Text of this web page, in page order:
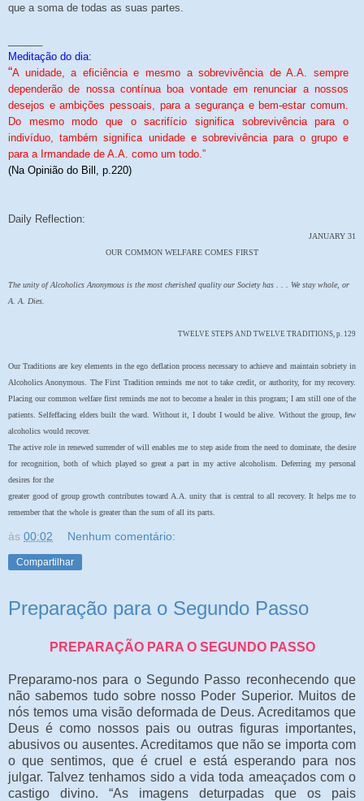
que a soma de todas as suas partes.
Meditação do dia:
“A unidade, a eficiência e mesmo a sobrevivência de A.A. sempre
dependerão de nossa contínua boa vontade em renunciar a nossos
desejos e ambições pessoais, para a segurança e bem-estar comum.
Do mesmo modo que o sacrifício significa sobrevivência para o
indivíduo, também significa unidade e sobrevivência para o grupo e
para a Irmandade de A.A. como um todo.”
(Na Opinião do Bill, p.220)
Daily Reflection:
JANUARY 31
OUR COMMON WELFARE COMES FIRST
The unity of Alcoholics Anonymous is the most cherished quality our Society has . . . We stay whole, or
A. A. Dies.
TWELVE STEPS AND TWELVE TRADITIONS, p. 129
Our Traditions are key elements in the ego deflation process necessary to achieve and maintain sobriety in
Alcoholics Anonymous. The First Tradition reminds me not to take credit, or authority, for my recovery.
Placing our common welfare first reminds me not to become a healer in this program; I am still one of the
patients. Selfeffacing elders built the ward. Without it, I doubt I would be alive. Without the group, few
alcoholics would recover.
The active role in renewed surrender of will enables me to step aside from the need to dominate, the desire
for recognition, both of which played so great a part in my active alcoholism. Deferring my personal
desires for the
greater good of group growth contributes toward A.A. unity that is central to all recovery. It helps me to
remember that the whole is greater than the sum of all its parts.
às 00:02 Nenhum comentário:
Compartilhar
Preparação para o Segundo Passo
PREPARAÇÃO PARA O SEGUNDO PASSO
Preparamo-nos para o Segundo Passo reconhecendo que
não sabemos tudo sobre nosso Poder Superior. Muitos de
nós temos uma visão deformada de Deus. Acreditamos que
Deus é como nossos pais ou outras figuras importantes,
abusivos ou ausentes. Acreditamos que não se importa com
o que sentimos, que é cruel e está esperando para nos
julgar. Talvez tenhamos sido a vida toda ameaçados com o
castigo divino. “As imagens deturpadas que os pais